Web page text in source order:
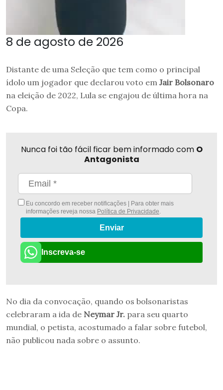
8 de agosto de 2026
Distante de uma Seleção que tem como o principal
ídolo um jogador que declarou voto em Jair Bolsonaro
na eleição de 2022, Lula se engajou de última hora na
Copa.
Nunca foi tão fácil ficar bem informado com O
Antagonista
Eu concordo em receber notificações | Para obter mais
informações reveja nossa Política de Privacidade.
Enviar
Inscreva-se
No dia da convocação, quando os bolsonaristas
celebraram a ida de Neymar Jr. para seu quarto
mundial, o petista, acostumado a falar sobre futebol,
não publicou nada sobre o assunto.